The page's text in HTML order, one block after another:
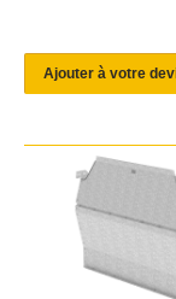
Ajouter à votre